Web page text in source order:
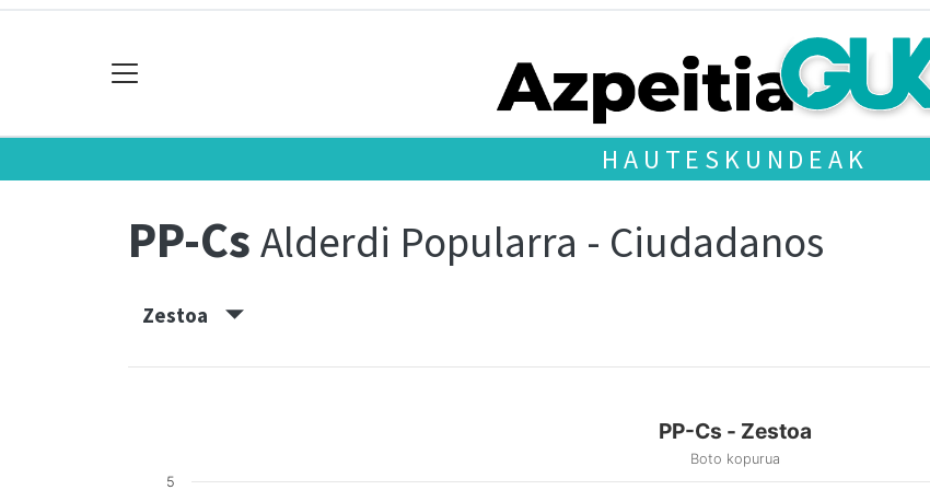
HAUTESKUNDEAK
PP-Cs Alderdi Popularra - Ciudadanos
Zestoa
PP-Cs - Zestoa
Boto kopurua
5